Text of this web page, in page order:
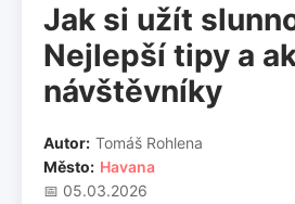
Jak si užít
Nejlepší tipy a
návštěvníky
Autor: Tomáš Rohlena
Město: Havana
📅 05.03.2026